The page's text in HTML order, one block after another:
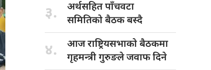
३.
अर्थसहित पाँचवटा
समितिको बैठक बस्दै
४. आज राष्ट्रियसभाकोबैठकमा
गृहमन्त्री गुरुङले जवाफ दिने